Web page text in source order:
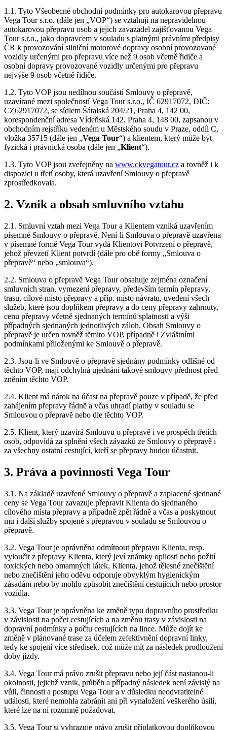
1.1. Tyto Všeobecné obchodní podmínky pro autokarovou přepravu
Vega Tour s.r.o. (dále jen „VOP“) se vztahují na nepravidelnou
autokarovou přepravu osob a jejich zavazadel zajišťovanou Vega
Tour s.r.o., jako dopravcem v souladu s platnými právními předpisy
ČR k provozování silniční motorové dopravy osobní provozované
vozidly určenými pro přepravu více než 9 osob včetně řidiče a
osobní dopravy provozované vozidly určenými pro přepravu
nejvýše 9 osob včetně řidiče.
1.2. Tyto VOP jsou nedílnou součástí Smlouvy o přepravě,
uzavírané mezi společností Vega Tour s.r.o., IČ 62917072, DIČ:
CZ62917072, se sídlem Šátalská 204/21, Praha 4, 142 00,
korespondenční adresa Vídeňská 142, Praha 4, 148 00, zapsanou v
obchodním rejstříku vedeném u Městského soudu v Praze, oddíl C,
vložka 35715 (dále jen „Vega Tour“) a klientem, který může být
fyzická i právnická osoba (dále jen „Klient“).
1.3. Tyto VOP jsou zveřejněny na www.ckvegatour.cz a rovněž i k
dispozici u třetí osoby, která uzavření Smlouvy o přepravě
zprostředkovala.
2. Vznik a obsah smluvního vztahu
2.1. Smluvní vztah mezi Vega Tour a Klientem vzniká uzavřením
písemné Smlouvy o přepravě. Není-li Smlouva o přepravě uzavřena
v písemné formě Vega Tour vydá Klientovi Potvrzení o přepravě,
jehož převzetí Klient potvrdí (dále pro obě formy „Smlouva o
přepravě“ nebo „smlouva“).
2.2. Smlouva o přepravě Vega Tour obsahuje zejména označení
smluvních stran, vymezení přepravy, především termín přepravy,
trasu, cílové místo přepravy a příp. místo návratu, uvedení všech
služeb, které jsou doplňkem přepravy a do ceny přepravy zahrnuty,
cenu přepravy včetně sjednaných termínů splatnosti a výši
případných sjednaných jednotlivých záloh. Obsah Smlouvy o
přepravě je určen rovněž těmito VOP, případně i Zvláštními
podmínkami přiloženými ke Smlouvě o přepravě.
2.3. Jsou-li ve Smlouvě o přepravě sjednány podmínky odlišné od
těchto VOP, mají odchylná ujednání takové smlouvy přednost před
zněním těchto VOP.
2.4. Klient má nárok na účast na přepravě pouze v případě, že před
zahájením přepravy řádně a včas uhradí platby v souladu se
Smlouvou o přepravě nebo dle těchto VOP.
2.5. Klient, který uzavírá Smlouvu o přepravě i ve prospěch třetích
osob, odpovídá za splnění všech závazků ze Smlouvy o přepravě i
za všechny ostatní cestující, kteří se přepravy budou účastnit.
3. Práva a povinnosti Vega Tour
3.1. Na základě uzavřené Smlouvy o přepravě a zaplacené sjednané
ceny se Vega Tour zavazuje přepravit Klienta do sjednaného
cílového místa přepravy a případně zpět řádně a včas a poskytnout
mu i další služby spojené s přepravou v souladu se Smlouvou o
přepravě.
3.2. Vega Tour je oprávněna odmítnout přepravu Klienta, resp.
vyloučit z přepravy Klienta, který jeví známky opilosti nebo požití
toxických nebo omamných látek, Klienta, jehož tělesné znečištění
nebo znečištění jeho oděvu odporuje obvyklým hygienickým
zásadám nebo by mohlo způsobit znečištění cestujících nebo prostor
vozidla.
3.3. Vega Tour je oprávněna ke změně typu dopravního prostředku
v závislosti na počet cestujících a na změnu trasy v závislosti na
dopravní podmínky a počtu cestujících na lince. Může dojít ke
změně v plánované trase za účelem zefektivnění dopravní linky,
tedy ke spojení více středisek, což může mít za následek prodloužení
doby jízdy.
3.4. Vega Tour má právo zrušit přepravu nebo její část nastanou-li
okolnosti, jejichž vznik, průběh a případný následek není závislý na
vůli, činnosti a postupu Vega Tour a v důsledku neodvratitelné
události, které nemohla zabránit ani při vynaložení veškerého úsilí,
které lze na ní rozumně požadovat.
3.5. Vega Tour si vyhrazuje právo zrušit příplatkovou doplňkovou